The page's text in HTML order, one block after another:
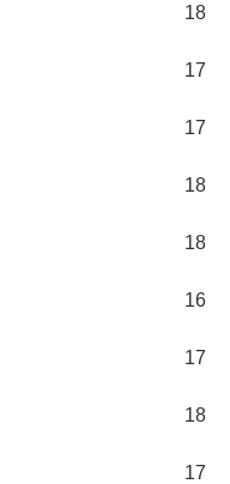
18
17
17
18
18
16
17
18
17